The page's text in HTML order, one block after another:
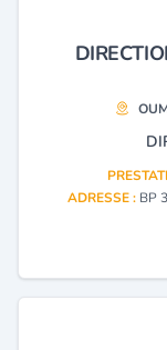
ADRESSE : BP